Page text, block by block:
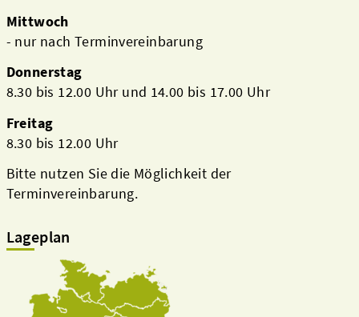
Mittwoch
- nur nach Terminvereinbarung
Donnerstag
8.30 bis 12.00 Uhr und 14.00 bis 17.00 Uhr
Freitag
8.30 bis 12.00 Uhr
Bitte nutzen Sie die Möglichkeit der
Terminvereinbarung.
Lageplan